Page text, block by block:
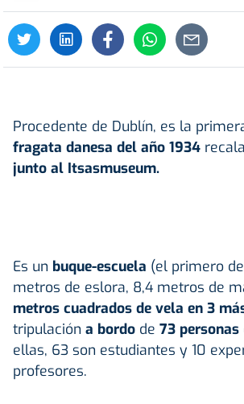
Procedente de Dublín, es la
fragata danesa del año 1934 recala
junto al Itsasmuseum.
Es un buque-escuela (el primero
metros de eslora, 8,4 metros de
metros cuadrados de vela en 3
tripulación a bordo de 73 personas
ellas, 63 son estudiantes y 10
profesores.